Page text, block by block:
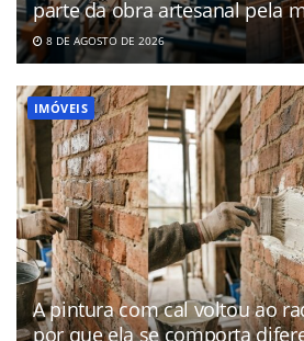
parte da obra artesanal pela
8 DE AGOSTO DE 2026
IMÓVEIS
A pintura com cal voltou ao
por que ela se comporta